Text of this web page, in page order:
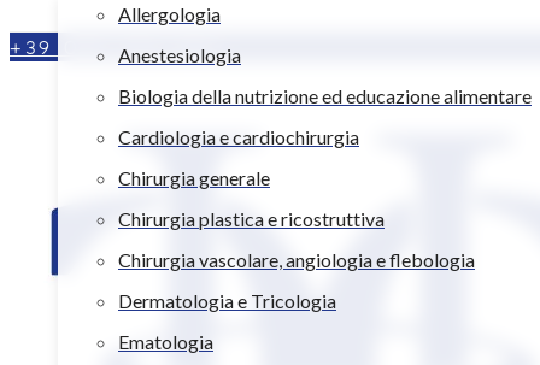
Allergologia
Anestesiologia
Biologia della nutrizione ed educazione alimentare
Cardiologia e cardiochirurgia
Chirurgia generale
Chirurgia plastica e ricostruttiva
Chirurgia vascolare, angiologia e flebologia
Dermatologia e Tricologia
Ematologia
+39 080 876 4511